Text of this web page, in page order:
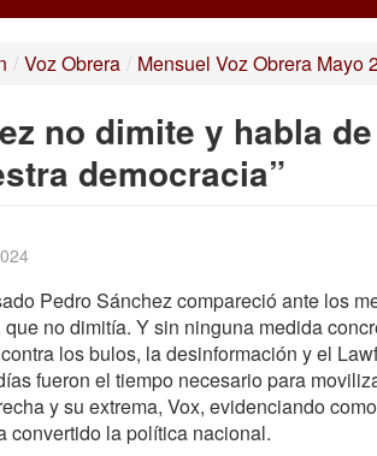
/ Voz Obrera / Mensuel Voz Obrera Mayo
no dimite y habla
democracia”
Pedro Sánchez compareció ante los
no dimitía. Y sin ninguna medida
los bulos, la desinformación y el
fueron el tiempo necesario para
y su extrema, Vox, evidenciando
convertido la política nacional.